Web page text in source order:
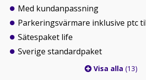
Med kundanpassning
Parkeringsvärmare inklusive ptc
Sätespaket life
Sverige standardpaket
Visa alla (13)